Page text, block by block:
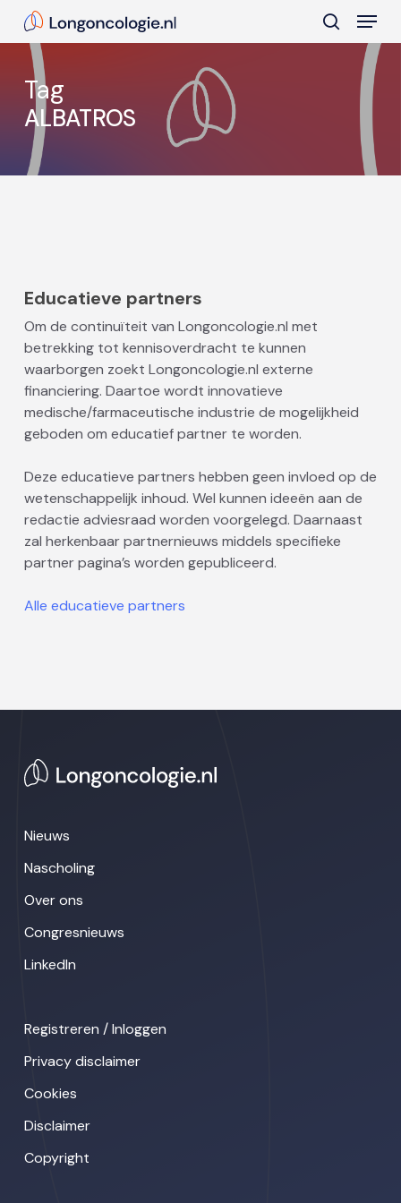
content
search
Menu
Tag
ALBATROS
Educatieve partners
Om de continuïteit van Longoncologie.nl met
betrekking tot kennisoverdracht te kunnen
waarborgen zoekt Longoncologie.nl externe
financiering. Daartoe wordt innovatieve
medische/farmaceutische industrie de mogelijkheid
geboden om educatief partner te worden.
Deze educatieve partners hebben geen invloed op de
wetenschappelijk inhoud. Wel kunnen ideeën aan de
redactie adviesraad worden voorgelegd. Daarnaast
zal herkenbaar partnernieuws middels specifieke
partner pagina’s worden gepubliceerd.
Alle educatieve partners
Nieuws
Nascholing
Over ons
Congresnieuws
LinkedIn
Registreren / Inloggen
Privacy disclaimer
Cookies
Disclaimer
Copyright
Close
Menu